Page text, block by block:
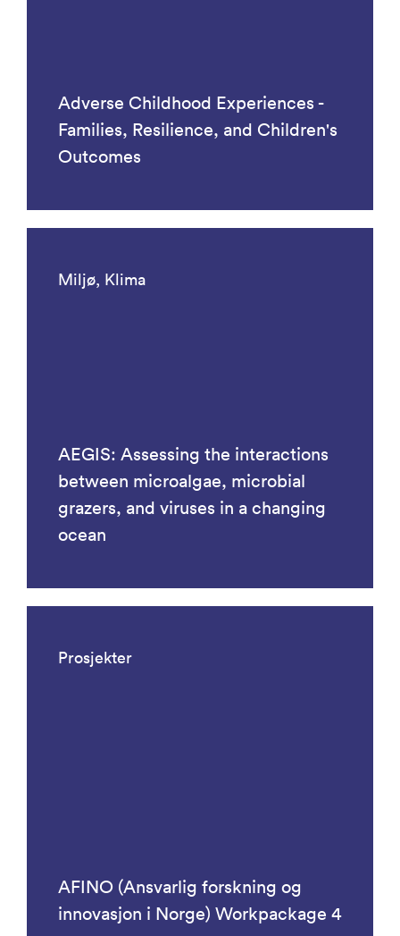
Adverse Childhood Experiences -
Families, Resilience, and Children's
Outcomes
Miljø, Klima
AEGIS: Assessing the interactions
between microalgae, microbial
grazers, and viruses in a changing
ocean
Prosjekter
AFINO (Ansvarlig forskning og
innovasjon i Norge) Workpackage 4